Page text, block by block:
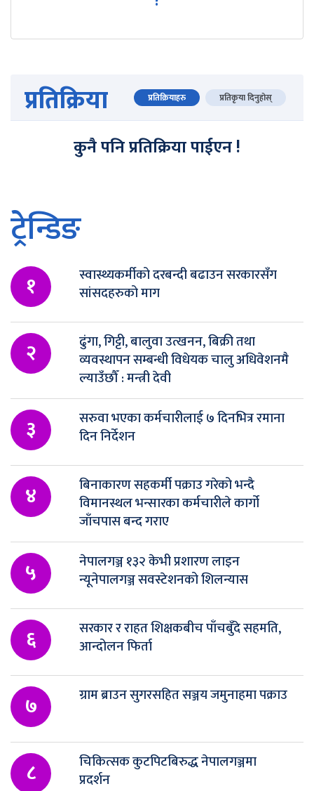
प्रतिक्रिया प्रतिक्रियाहरु प्रतिकृया दिनुहोस्
कुनै पनि प्रतिक्रिया पाईएन !
ट्रेन्डिङ
१
स्वास्थ्यकर्मीको दरबन्दी बढाउन सरकारसँग
सांसदहरुको माग
२
ढुंगा, गिट्टी, बालुवा उत्खनन, बिक्री तथा
व्यवस्थापन सम्बन्धी विधेयक चालु अधिवेशनमै
ल्याउँछौँ : मन्त्री देवी
३
सरुवा भएका कर्मचारीलाई ७ दिनभित्र रमाना
दिन निर्देशन
४
बिनाकारण सहकर्मी पक्राउ गरेको भन्दै
विमानस्थल भन्सारका कर्मचारीले कार्गो
जाँचपास बन्द गराए
५
नेपालगञ्ज १३२ केभी प्रशारण लाइन
न्यूनेपालगञ्ज सवस्टेशनको शिलन्यास
६
सरकार र राहत शिक्षकबीच पाँचबुँदे सहमति,
आन्दोलन फिर्ता
७ ग्राम ब्राउन सुगरसहित सञ्जय जमुनाहमा पक्राउ
८
चिकित्सक कुटपिटबिरुद्ध नेपालगञ्जमा
प्रदर्शन